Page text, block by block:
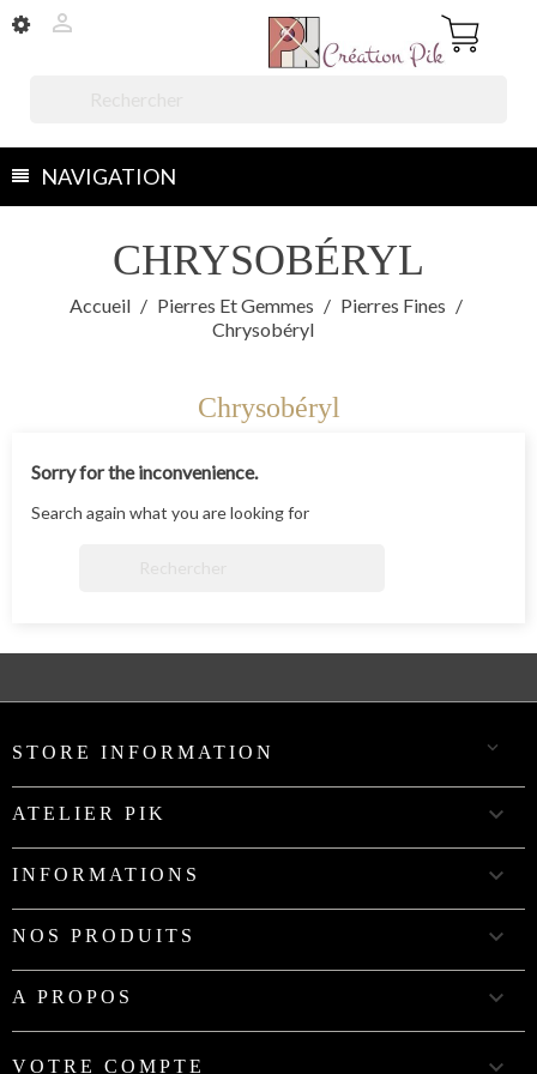


NAVIGATION
CHRYSOBÉRYL
Accueil Pierres Et Gemmes
Pierres Fines
Chrysobéryl
Chrysobéryl
Sorry for the inconvenience.
Search again what you are looking for
STORE INFORMATION 
ATELIER PIK 
INFORMATIONS 
NOS PRODUITS 
A PROPOS 
VOTRE COMPTE 